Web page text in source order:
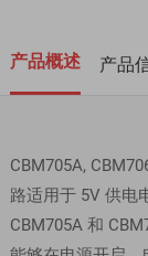
产品概述 产品
CBM705A,
路适用于 5V 供电
CBM705A 和